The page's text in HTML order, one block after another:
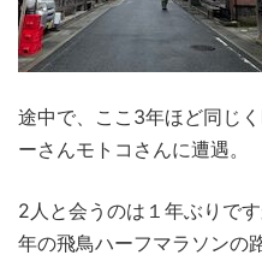
途中で、ここ3年ほど同じ
ーさんモトコさんに遭遇。
2人と会うのは１年ぶりで
年の飛鳥ハーフマラソンの